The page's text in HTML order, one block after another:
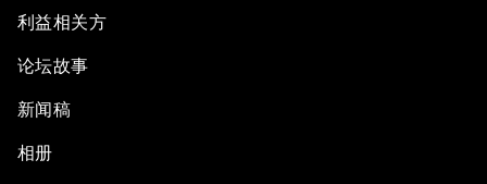
利益相关方
论坛故事
新闻稿
相册